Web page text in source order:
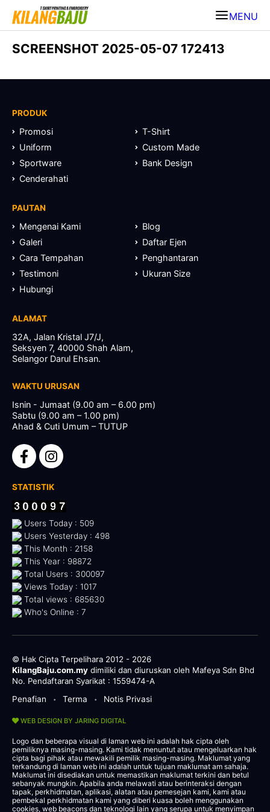
MENU
SCREENSHOT 2025-05-07 172413
PRODUK
Promosi
T-Shirt
Uniform
Custom Made
Sportware
Bank Design
Cenderahati
PAUTAN
Mengenai Kami
Blog
Galeri
Daftar Ejen
Cara Tempahan
Penghantaran
Testimoni
Ukuran Size
Hubungi
ALAMAT
32A, Jalan Kristal J7/J,
Seksyen 7, 40000 Shah Alam,
Selangor Darul Ehsan.
WAKTU URUSAN
Isnin - Jumaat (9.00 am – 6.00 pm)
Sabtu (9.00 am – 1.00 pm)
Ahad & Cuti Umum – TUTUP
STATISTIK
Users Today : 509
Users Yesterday : 498
This Month : 2158
This Year : 98872
Total Users : 300097
Views Today : 1017
Total views : 685630
Who's Online : 7
© Hak Cipta Terpelihara 2012 - 2026
KilangBaju.com.my dimiliki dan diuruskan oleh Mafeya Sdn Bhd
No. Pendaftaran Syarikat : 1559474-A
Penafian
• Terma • Notis Privasi
WEB DESIGN BY JARING DIGITAL
Logo dan beberapa visual di laman web ini adalah hak cipta oleh
pemiliknya masing-masing. Kami tidak menuntut atau mengeluarkan hak
cipta bagi pihak atau mewakili pemilik masing-masing. Maklumat yang
terkandung di laman web ini adalah untuk tujuan maklumat am sahaja.
Maklumat ini disediakan untuk memastikan maklumat terkini dan betul
sebanyak mungkin. Apabila anda melawati atau berinteraksi dengan
tapak, perkhidmatan, aplikasi, alatan atau pemesejan kami, kami atau
pembekal perkhidmatan kami yang diberi kuasa boleh menggunakan
cookies, web beacons dan teknologi lain yang serupa untuk menyimpan